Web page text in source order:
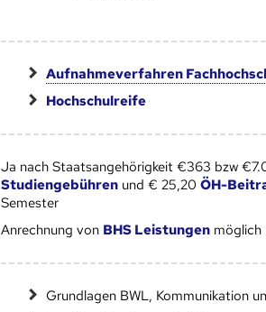
Aufnahmeverfahren
Hochschulreife
Ja nach Staatsangehörigkeit €363 bzw
Studiengebühren und € 25,20ÖH-
Semester
Anrechnung von BHS Leistungen möglich
Grundlagen BWL, Kommunikation